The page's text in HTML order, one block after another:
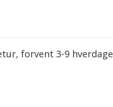
forvent 3-9 hverdage